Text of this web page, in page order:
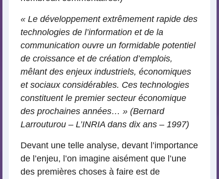
« Le développement extrêmement rapide des
technologies de l’information et de la
communication ouvre un formidable potentiel
de croissance et de création d’emplois,
mêlant des enjeux industriels, économiques
et sociaux considérables. Ces technologies
constituent le premier secteur économique
des prochaines années… » (Bernard
Larrouturou – L’INRIA dans dix ans – 1997)
Devant une telle analyse, devant l’importance
de l’enjeu, l’on imagine aisément que l’une
des premières choses à faire est de